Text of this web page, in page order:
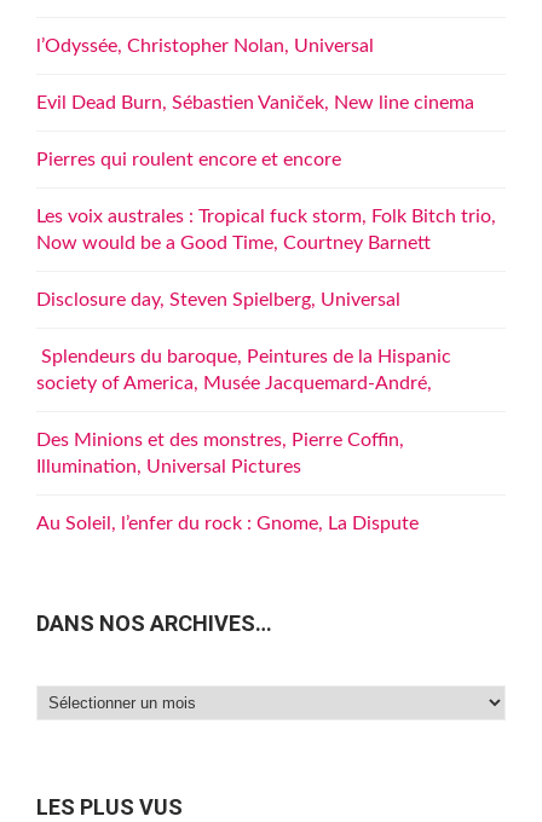
l’Odyssée, Christopher Nolan, Universal
Evil Dead Burn, Sébastien Vaniček, New line cinema
Pierres qui roulent encore et encore
Les voix australes : Tropical fuck storm, Folk Bitch trio,
Now would be a Good Time, Courtney Barnett
Disclosure day, Steven Spielberg, Universal
Splendeurs du baroque, Peintures de la Hispanic
society of America, Musée Jacquemard-André,
Des Minions et des monstres, Pierre Coffin,
Illumination, Universal Pictures
Au Soleil, l’enfer du rock : Gnome, La Dispute
DANS NOS ARCHIVES…
Dans
LES PLUS VUS